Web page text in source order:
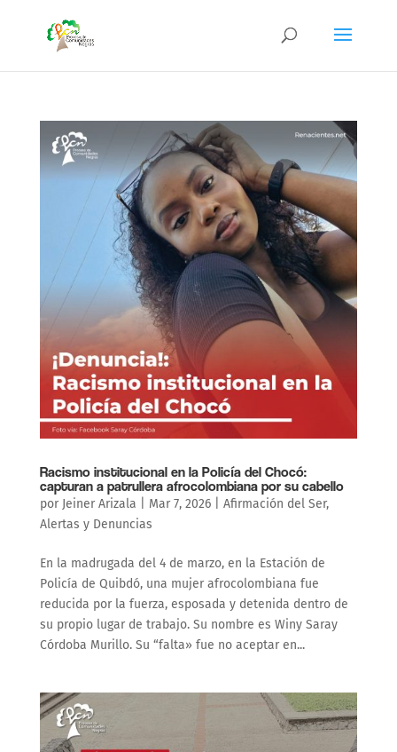
Racismo institucional en la Policía del Chocó:
capturan a patrullera afrocolombiana por su cabello
por Jeiner Arizala Mar 7, 2026| Afirmación del Ser,
Alertas y Denuncias
En la madrugada del 4 de marzo, en la Estación de
Policía de Quibdó, una mujer afrocolombiana fue
reducida por la fuerza, esposada y detenida dentro de
su propio lugar de trabajo. Su nombre es Winy Saray
Córdoba Murillo. Su “falta» fue no aceptar en...